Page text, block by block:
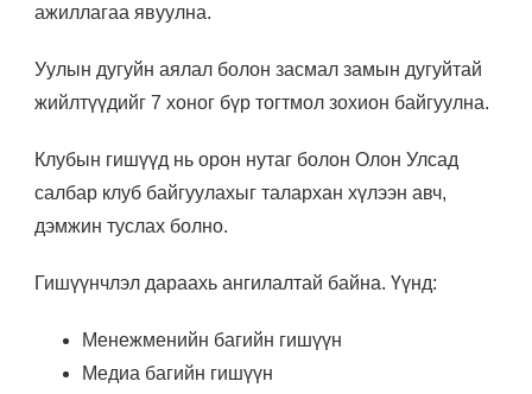
ажиллагаа явуулна.
Уулын дугуйн аялал болон засмал замын дугуйтай
жийлтүүдийг 7 хоног бүр тогтмол зохион байгуулна.
Клубын гишүүд нь орон нутаг болон Олон Улсад
салбар клуб байгуулахыг талархан хүлээн авч,
дэмжин туслах болно.
Гишүүнчлэл дараахь ангилалтай байна. Үүнд:
Менежменийн багийн гишүүн
Медиа багийн гишүүн